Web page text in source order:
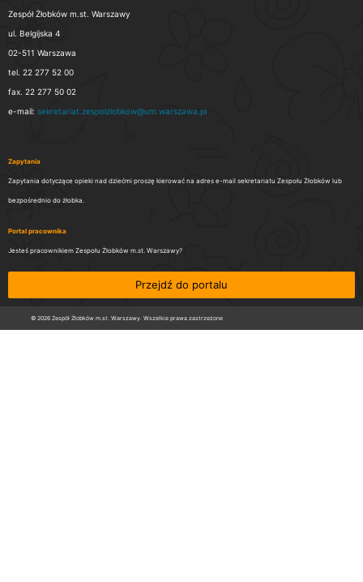
Zespół Żłobków m.st. Warszawy
ul. Belgijska 4
02-511 Warszawa
tel. 22 277 52 00
fax. 22 277 50 02
e-mail: sekretariat.zespolzlobkow@um.warszawa.pl
Zapytania
Zapytania dotyczące opieki nad dziećmi proszę kierować na adres e-mail sekretariatu Zespołu Żłobków lub
bezpośrednio do żłobka.
Portal pracownika
Jesteś pracownikiem Zespołu Żłobków m.st. Warszawy?
Przejdź do portalu
© 2026 Zespół Żłobków m.st. Warszawy. Wszelkie prawa zastrzeżone